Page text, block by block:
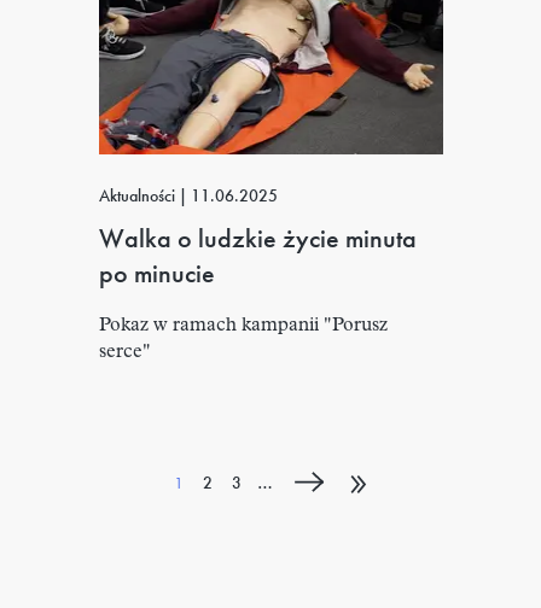
Aktualności | 11.06.2025
Walka o ludzkie życie minuta
po minucie
Pokaz w ramach kampanii "Porusz
serce"
Bieżąca
1 Strona
2 Strona
3 … »